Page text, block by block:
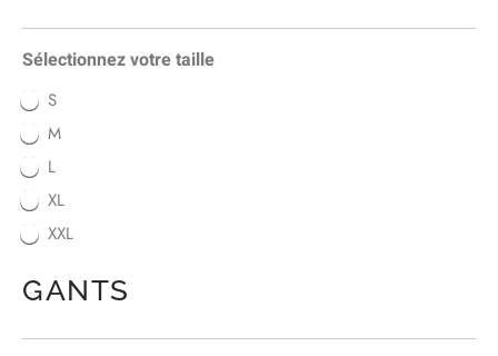
Sélectionnez votre taille
S
M
L
XL
XXL
GANTS